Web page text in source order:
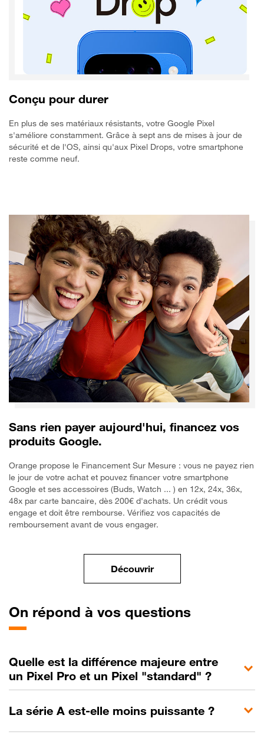
Conçu pour durer
En plus de ses matériaux résistants, votre Google Pixel
s'améliore constamment. Grâce à sept ans de mises à jour de
sécurité et de l'OS, ainsi qu'aux Pixel Drops, votre smartphone
reste comme neuf.
Sans rien payer aujourd'hui, financez vos
produits Google.
Orange propose le Financement Sur Mesure : vous ne payez rien
le jour de votre achat et pouvez financer votre smartphone
Google et ses accessoires (Buds, Watch ... ) en 12x, 24x, 36x,
48x par carte bancaire, dès 200€ d'achats. Un crédit vous
engage et doit être rembourse. Vérifiez vos capacités de
remboursement avant de vous engager.
Découvrirle Financement en
On répond à vos questions
Quelle est la différence majeure entre
un Pixel Pro et un Pixel "standard" ?
La série A est-elle moins puissante ?